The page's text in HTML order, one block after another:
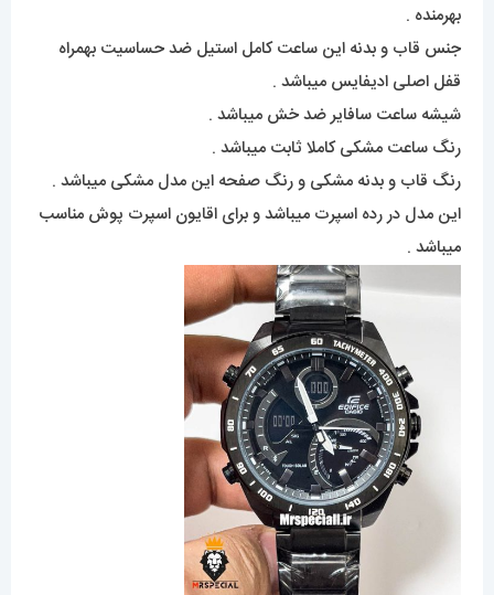
بهرمنده .
جنس قاب و بدنه این ساعت کامل استیل ضد حساسیت بهمراه
قفل اصلی ادیفایس میباشد .
شیشه ساعت سافایر ضد خش میباشد .
رنگ ساعت مشکی کاملا ثابت میباشد .
رنگ قاب و بدنه مشکی و رنگ صفحه این مدل مشکی میباشد .
این مدل در رده اسپرت میباشد و برای اقایون اسپرت پوش مناسب
میباشد .